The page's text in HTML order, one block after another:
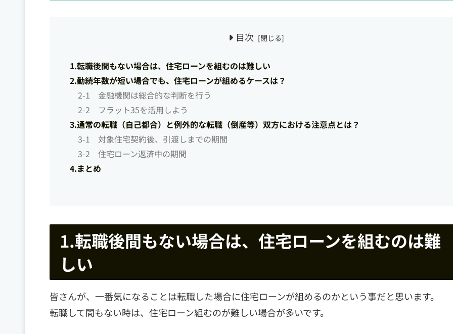
目次
1.転職後間もない場合は、住宅ローンを組むのは難しい
2.勤続年数が短い場合でも、住宅ローンが組めるケースは？
2-1 金融機関は総合的な判断を行う
2-2 フラット35を活用しよう
3.通常の転職（自己都合）と例外的な転職（倒産等）双方における注意点とは？
3-1 対象住宅契約後、引渡しまでの期間
3-2 住宅ローン返済中の期間
4.まとめ
1.転職後間もない場合は、住宅ローンを組むのは難
しい
皆さんが、一番気になることは転職した場合に住宅ローンが組めるのかという事だと思います。
転職して間もない時は、住宅ローン組むのが難しい場合が多いです。